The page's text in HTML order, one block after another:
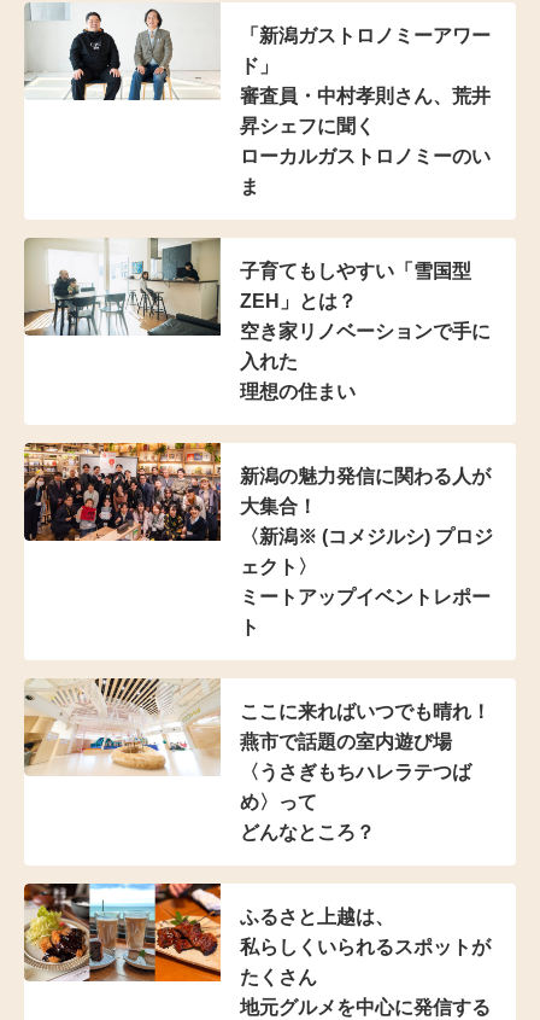
「新潟ガストロノミーアワー
ド」
審査員・中村孝則さん、 荒井
昇シェフに聞く
ローカルガストロノミーのい
ま
子育てもしやすい 「雪国型
ZEH」とは？
空き家リノベーションで手に
入れた
理想の住まい
新潟の魅力発信に関わる人が
大集合！
〈新潟※ (コメジルシ) プロジ
ェクト〉
ミートアップイベントレポー
ト
ここに来ればいつでも晴れ！
燕市で話題の室内遊び場
〈うさぎもちハレラテつば
め〉って
どんなところ？
ふるさと上越は、
私らしくいられるスポットが
たくさん
地元グルメを中心に発信する